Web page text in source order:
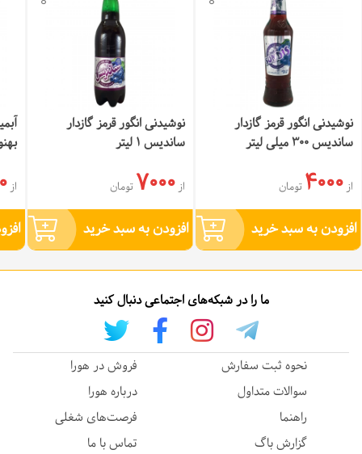
نوشیدنی انگور قرمز گازدار
ساندیس 300 میلی لیتر
از4000 تومان
افزودن به سبد خرید
نوشیدنی انگور قرمز گازدار
ساندیس 1 لیتر
از7000 تومان
افزودن به سبد خرید
از
ما را در شبکه‌های اجتماعی دنبال کنید
نحوه ثبت سفارش
سوالات متداول
راهنما
گزارش باگ
فروش در هورا
درباره هورا
فرصت‌های شغلی
تماس با ما